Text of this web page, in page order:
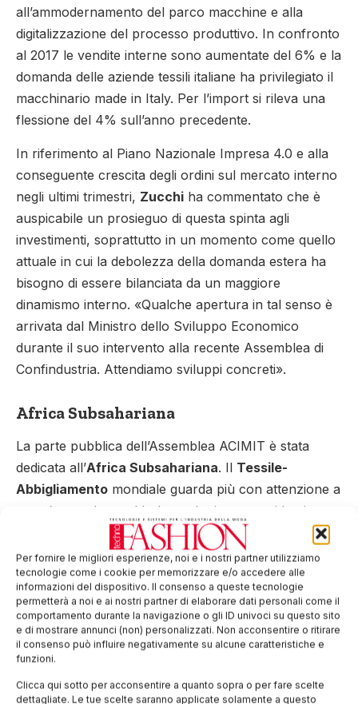
Per fornire le migliori esperienze, noi e i nostri partner utilizziamo
tecnologie come i cookie per memorizzare e/o accedere alle
informazioni del dispositivo. Il consenso a queste tecnologie
permetterà a noi e ai nostri partner di elaborare dati personali come il
comportamento durante la navigazione o gli ID univoci su questo sito
e di mostrare annunci (non) personalizzati. Non acconsentire o ritirare
il consenso può influire negativamente su alcune caratteristiche e
funzioni.
Clicca qui sotto per acconsentire a quanto sopra o per fare scelte
dettagliate. Le tue scelte saranno applicate solamente a questo
all’ammodernamento del parco macchine e alla
digitalizzazione del processo produttivo. In confronto
al 2017 le vendite interne sono aumentate del 6% e la
domanda delle aziende tessili italiane ha privilegiato il
macchinario made in Italy. Per l’import si rileva una
flessione del 4% sull’anno precedente.
In riferimento al Piano Nazionale Impresa 4.0 e alla
conseguente crescita degli ordini sul mercato interno
negli ultimi trimestri, Zucchi ha commentato che è
auspicabile un prosieguo di questa spinta agli
investimenti, soprattutto in un momento come quello
attuale in cui la debolezza della domanda estera ha
bisogno di essere bilanciata da un maggiore
dinamismo interno. «Qualche apertura in tal senso è
arrivata dal Ministro dello Sviluppo Economico
durante il suo intervento alla recente Assemblea di
Confindustria. Attendiamo sviluppi concreti».
Africa Subsahariana
La parte pubblica dell’Assemblea ACIMIT è stata
dedicata all’Africa Subsahariana. Il Tessile-
Abbigliamento mondiale guarda più con attenzione a
quest’area, eletta ad hub produttivo per evidenti
ragioni di costi, ma anche per gli incentivi offerti dai
governi locali. Alessandro Zucchi ha affermato che i
costruttori italianisono spinti, dalla profonda
incertezza che caratterizza diversi mercati, a cercare
opportunità in aree ancora poco esplorate, come
l’Africa Subsahariana.
Aumentano di conseguenza anche gli
macchinarie i costruttori italiani non vogliono farsi